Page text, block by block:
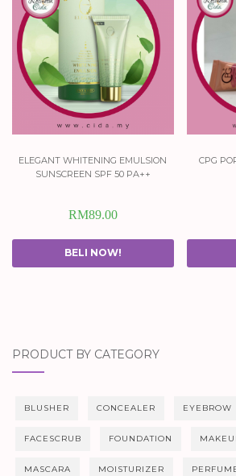
elegant whitening emulsion
sunscreen spf 50 pa++
RM89.00
BELI NOW!
cpg
PRODUCT BY CATEGORY
BLUSHER CONCEALER EYEBROW
FACESCRUB FOUNDATION
MASCARA MOISTURIZER